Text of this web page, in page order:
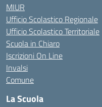
MIUR
Ufficio Scolastico Regionale
Ufficio Scolastico Territoriale
Scuola in Chiaro
Iscrizioni On Line
Invalsi
Comune
La Scuola